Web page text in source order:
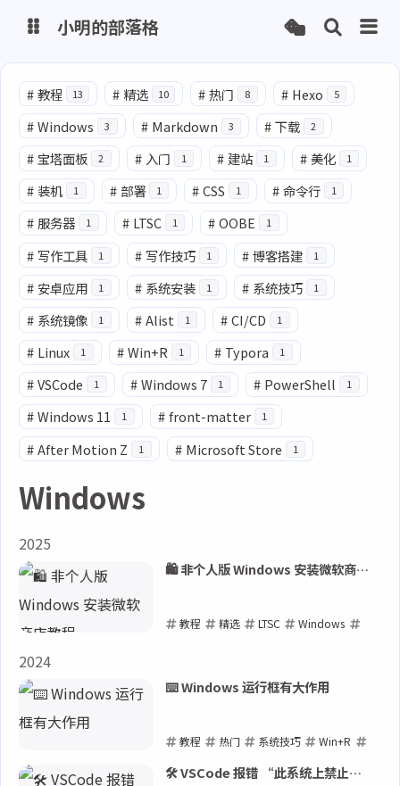
博客
网盘
小明的部落格
#教程 13 # 精选 10 #热门 8 # Hexo 5
#Windows 3 # Markdown 3 #下载 2
# 宝塔面板 2 # 入门 1 # 建站 1 # 美化 1
# 装机 1 # 部署 1 #CSS 1 # 命令行 1
#服务器 1 # LTSC 1 #OOBE 1
# 写作工具 1 # 写作技巧 1 #博客搭建 1
# 安卓应用 1 # 系统安装 1 # 系统技巧 1
# 系统镜像 1 # Alist 1 #CI/CD 1
# Linux 1 # Win+R 1 # Typora 1
#VSCode 1 # Windows 7 1 # PowerShell 1
#Windows 11 1 # front-matter 1
#After Motion Z 1 # Microsoft Store 1
Windows
2025
🛍️ 非个人版 Windows 安装微软商店
教程 精选 LTSC
Windows
2025-05-27
2024
⌨️ Windows 运行框有大作用
教程 热门 系统技巧
Win+R
Windows
🛠️ VSCode 报错 “此系统上禁止运